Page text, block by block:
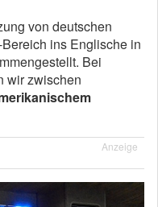
von deutschen
ins Englische in
Bei
wir zwischen
Anzeige